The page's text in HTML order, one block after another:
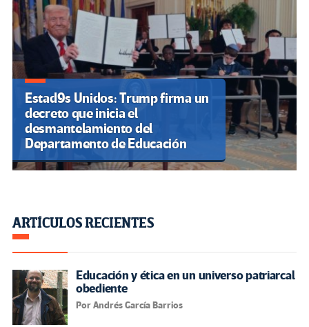
Estad9s Unidos: Trump firma un
decreto que inicia el
desmantelamiento del
Departamento de Educación
ARTÍCULOS RECIENTES
Educación y ética en un universo patriarcal
obediente
Por Andrés García Barrios